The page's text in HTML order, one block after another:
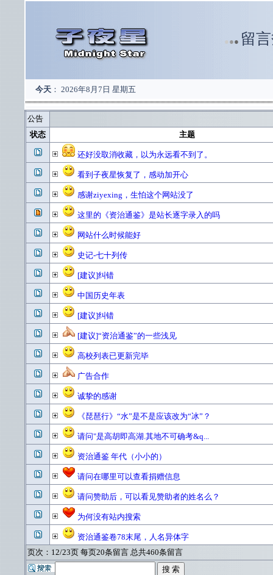
● ●● 留
今天 ： 2026年8月7日 星期五
公告
状态
主题
还好没取消收藏，以为永远看不到了。
看到子夜星恢复了，感动加开心
感谢ziyexing，生怕这个网站没了
这里的《资治通鉴》是站长逐字录入的吗
网站什么时候能好
史记-七十列传
[建议]纠错
中国历史年表
[建议]纠错
[建议]“资治通鉴”的一些浅见
高校列表已更新完毕
广告合作
诚挚的感谢
《琵琶行》“水”是不是应该改为“冰”？
请问"是高胡即高湖.其地不可确考&q...
资治通鉴 年代（小小的）
请问在哪里可以查看捐赠信息
请问赞助后，可以看见赞助者的姓名么？
为何没有站内搜索
资治通鉴卷78末尾，人名异体字
页次：12/23页 每页20条留言 总共460条留言